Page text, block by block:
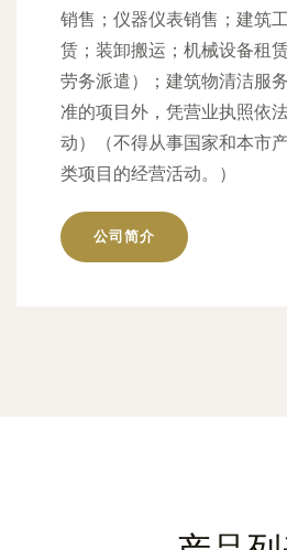
销售；仪器仪表销售；建筑
赁；装卸搬运；机械设备租
劳务派遣）；建筑物清洁服
准的项目外，凭营业执照依
动）（不得从事国家和本市
类项目的经营活动。）
公司简介